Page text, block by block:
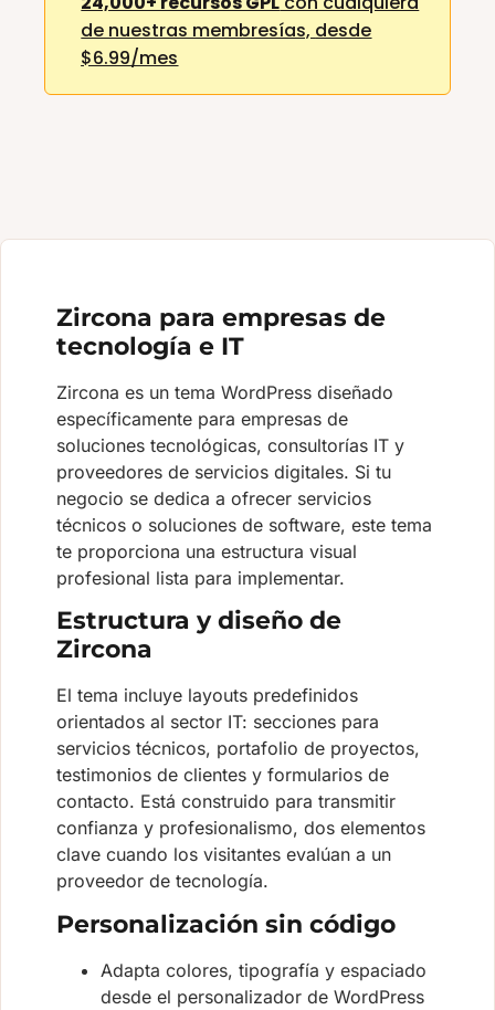
de nuestras membresías, desde
$6.99/mes
Zircona para empresas de
tecnología e IT
Zircona es un tema WordPress diseñado
específicamente para empresas de
soluciones tecnológicas, consultorías IT y
proveedores de servicios digitales. Si tu
negocio se dedica a ofrecer servicios
técnicos o soluciones de software, este tema
te proporciona una estructura visual
profesional lista para implementar.
Estructura y diseño de
Zircona
El tema incluye layouts predefinidos
orientados al sector IT: secciones para
servicios técnicos, portafolio de proyectos,
testimonios de clientes y formularios de
contacto. Está construido para transmitir
confianza y profesionalismo, dos elementos
clave cuando los visitantes evalúan a un
proveedor de tecnología.
Personalización sin código
Adapta colores, tipografía y espaciado
desde el personalizador de WordPress